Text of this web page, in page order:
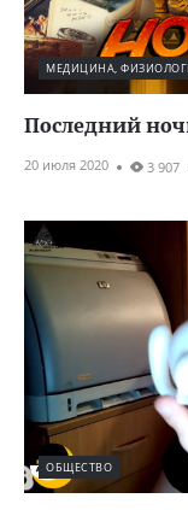
МЕДИЦИНА,
Последний
20 июля 2020 3 907
ОБЩЕСТВО